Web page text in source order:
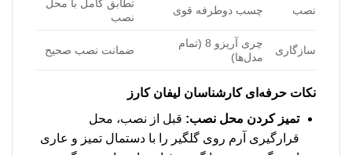
نصب چسب دوطرفه قوی
تطابق کامل با محل
نصب
سازگاری
چری آریزو 8 (تمام
مدل‌ها)
ضمانت نصب صحیح
نکات حرفه‌ای کارشناسان لیفان کارز
تمیز کردن محل نصب: قبل از نصب، محل
قرارگیری آرم روی گلگیر را با دستمال تمیز و عاری